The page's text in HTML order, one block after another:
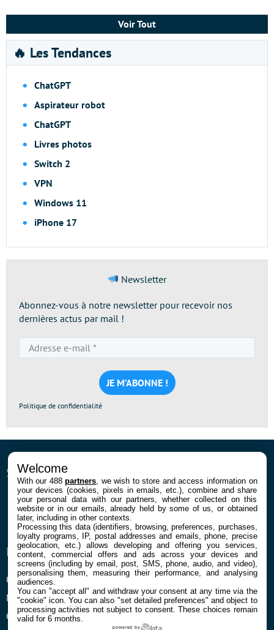
Voir Tout
🔥 Les Tendances
ChatGPT
Aspirateur robot
ChatGPT
Livres photos
Switch 2
VPN
Windows 11
iPhone 17
Newsletter
Abonnez-vous à notre newsletter pour recevoir nos
dernières actus par mail !
e-
mail
*
Politique de confidentialité
SUIVEZ-NOUS
FacebookTwitter YoutubeInstagramRSS Newsletter
ENTREPRISE
Qui sommes nous
Mentions légales et CGU
Confidentialité et Cookies
À PROPOS
La rédaction
Contact
Welcome
With our 488partners , we wish to store and access information on
your devices (cookies, pixels in emails, etc.), combine and share
your personal data with our partners, whether collected on this
website or in our emails, already held by some of us, or obtained
later, including in other contexts.
Processing this data (identifiers, browsing, preferences, purchases,
loyalty programs, IP, postal addresses and emails, phone, precise
geolocation, etc.) allows developing and offering you services,
content, commercial offers and ads across your devices and
screens (including by email, post, SMS, phone, audio, and video),
personalising them, measuring their performance, and analysing
audiences.
You can "accept all" and withdraw your consent at any time via the
"cookie" icon. You can also "set detailed preferences" and object to
processing activities not subject to consent. These choices remain
valid for 6 months.
powered by